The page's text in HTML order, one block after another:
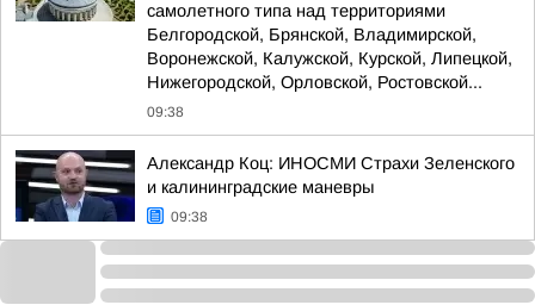
самолетного типа над территориями
Белгородской, Брянской, Владимирской,
Воронежской, Калужской, Курской, Липецкой,
Нижегородской, Орловской, Ростовской...
09:38
Александр Коц: ИНОСМИ Страхи Зеленского
и калининградские маневры
09:38